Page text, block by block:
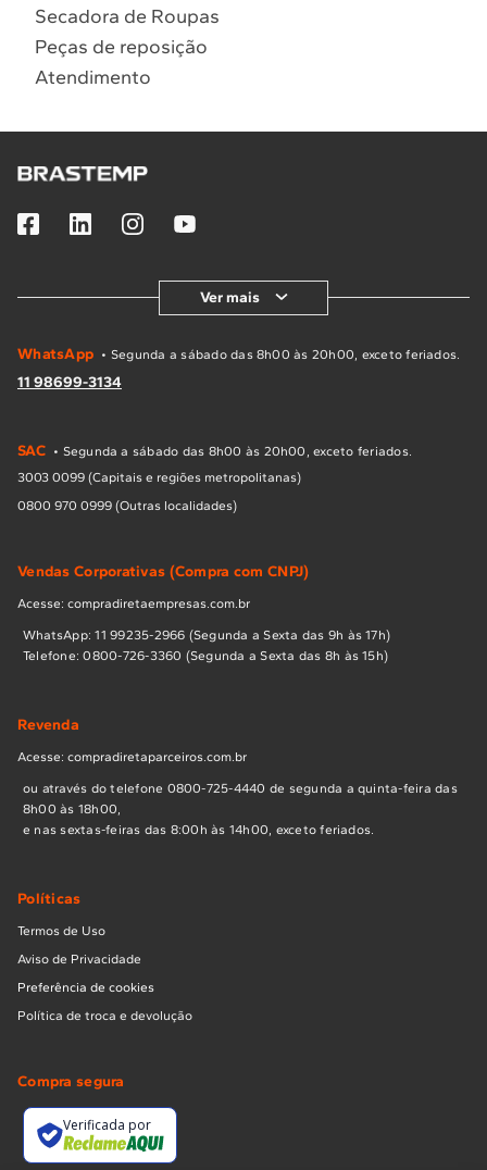
Secadora de Roupas
Peças de reposição
Atendimento
Ver mais
WhatsApp • Segunda a sábado das 8h00 às 20h00, exceto feriados.
11 98699-3134
SAC • Segunda a sábado das 8h00 às 20h00, exceto feriados.
3003 0099 (Capitais e regiões metropolitanas)
0800 970 0999 (Outras localidades)
Vendas Corporativas (Compra com CNPJ)
Acesse: compradiretaempresas.com.br
WhatsApp: 11 99235-2966 (Segunda a Sexta das 9h às 17h)
Telefone: 0800-726-3360 (Segunda a Sexta das 8h às 15h)
Revenda
Acesse: compradiretaparceiros.com.br
ou através do telefone 0800-725-4440 de segunda a quinta-feira das
8h00 às 18h00,
e nas sextas-feiras das 8:00h às 14h00, exceto feriados.
Políticas
Termos de Uso
Aviso de Privacidade
Preferência de cookies
Política de troca e devolução
Compra segura
Verificada por